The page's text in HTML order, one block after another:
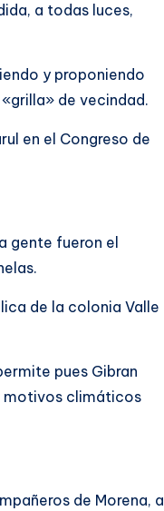
a todas luces,
y proponiendo
de vecindad.
en el Congreso de
gente fueron el
de la colonia Valle
pues Gibran
motivos climáticos
de Morena, a